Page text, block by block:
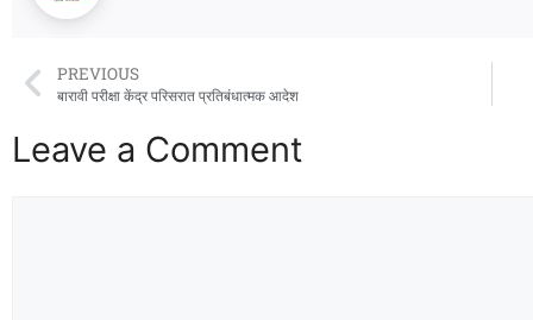
PREVIOUS
बारावी परीक्षा केंद्र परिसरात प्रतिबंधात्मक आदेश
Leave a Comment